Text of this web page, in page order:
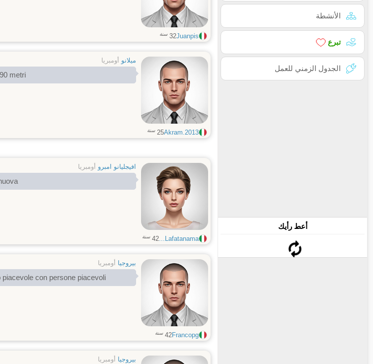
الأنشطة
تبرع
الجدول الزمني للعمل
أعط رأيك
Juanpis
32 سنة
ميلانو أومبريا
metri
Akram.2013
25 سنة
افيجليانو امبرو أومبريا
Lafatanama...
42 سنة
بيروجيا أومبريا
piacevole con persone piacevoli
Francopg
42 سنة
بيروجيا أومبريا